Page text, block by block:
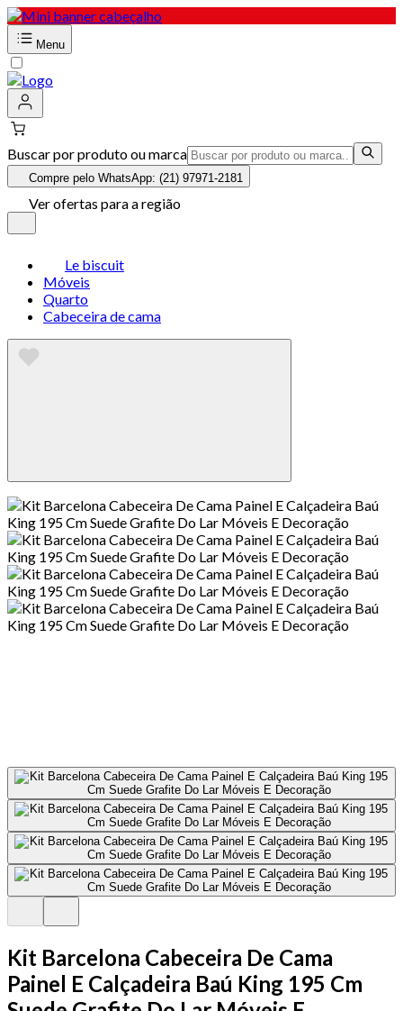
Menu
Buscar por produto ou marca
Compre pelo WhatsApp: (21) 97971-2181
Ver ofertas para a região
Le biscuit
Móveis
Quarto
Cabeceira de cama
Kit Barcelona Cabeceira De Cama
Painel E Calçadeira Baú King 195 Cm